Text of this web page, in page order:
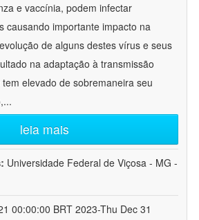
e vaccínia, podem infectar
causando importante impacto na
de alguns destes vírus e seus
na adaptação à transmissão
elevado de sobremaneira seu
...
leia mais
Universidade Federal de Viçosa - MG -
00:00:00 BRT 2023-Thu Dec 31